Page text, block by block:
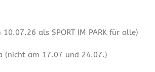
als SPORT IM PARK für alle)
(nicht am 17.07 und 24.07.)